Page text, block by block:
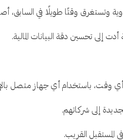
وتستغرق وقتًا طويلًا في السابق،
أي وقت، باستخدام أي جهاز متصل